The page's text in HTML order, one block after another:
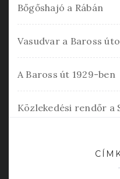
Bőgőshajó a Rábán
Vasudvar a Baross
A Baross út 1929-ben
Közlekedési rendőr a